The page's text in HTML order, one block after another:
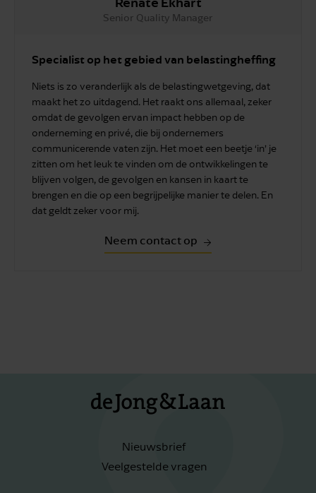
Senior Quality Manager
Specialist op het gebied van belastingheffing
Niets is zo veranderlijk als de belastingwetgeving, dat
maakt het zo uitdagend. Het raakt ons allemaal, zeker
omdat de gevolgen ervan impact hebben op de
onderneming en privé, die bij ondernemers
communicerende vaten zijn. Het moet een beetje ‘in’ je
zitten om het leuk te vinden om de ontwikkelingen te
blijven volgen, de gevolgen en kansen in kaart te
brengen en die op een begrijpelijke manier te delen. En
dat geldt zeker voor mij.
Neem contact op
Nieuwsbrief
Veelgestelde vragen